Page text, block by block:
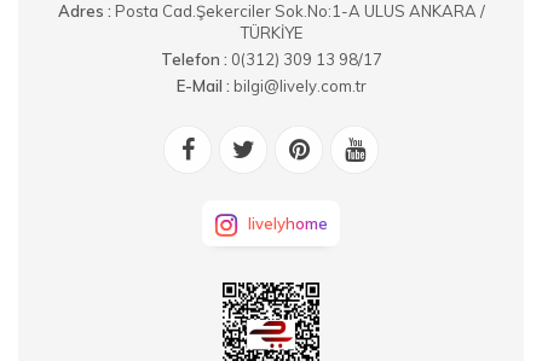
Adres : Posta Cad.Şekerciler Sok.No:1-A ULUS ANKARA /
TÜRKİYE
Telefon : 0(312) 309 13 98/17
E-Mail : bilgi@lively.com.tr
livelyhome